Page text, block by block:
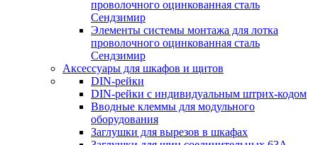
проволочного оцинкованная сталь
Сендзимир
Элементы системы монтажа для лотка
проволочного оцинкованная сталь
Сендзимир
Аксессуары для шкафов и щитов
DIN-рейки
DIN-рейки с индивидуальным штрих-кодом
Вводные клеммы для модульного
оборудования
Заглушки для вырезов в шкафах